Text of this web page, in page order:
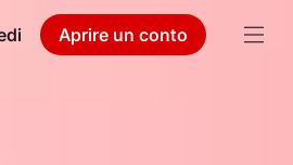
Aprire un conto